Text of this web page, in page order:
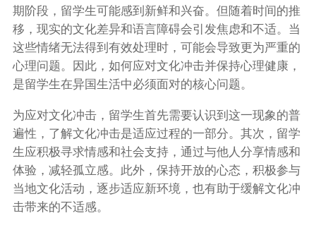
期阶段，留学生可能感到新鲜和兴奋。但随着时间的推
移，现实的文化差异和语言障碍会引发焦虑和不适。当
这些情绪无法得到有效处理时，可能会导致更为严重的
心理问题。因此，如何应对文化冲击并保持心理健康，
是留学生在异国生活中必须面对的核心问题。
为应对文化冲击，留学生首先需要认识到这一现象的普
遍性，了解文化冲击是适应过程的一部分。其次，留学
生应积极寻求情感和社会支持，通过与他人分享情感和
体验，减轻孤立感。此外，保持开放的心态，积极参与
当地文化活动，逐步适应新环境，也有助于缓解文化冲
击带来的不适感。